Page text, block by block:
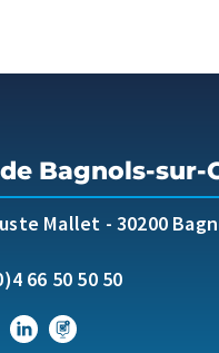
Bagnols-sur-
Mallet - 30200
66 50 50 50